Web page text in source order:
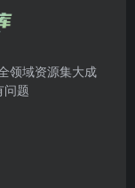
领域资源集大成
问题